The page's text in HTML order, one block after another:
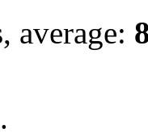
average: